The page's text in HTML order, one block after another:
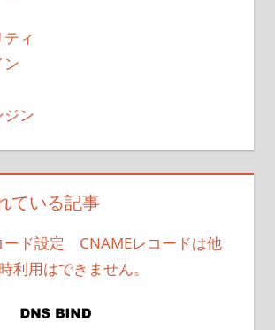
ィ
ン
ン
ている記事
ード設定 CNAMEレコードは他
利用はできません。